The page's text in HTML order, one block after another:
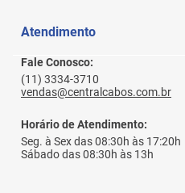
Atendimento
Fale Conosco:
(11) 3334-3710
vendas@centralcabos.com.br
Horário de Atendimento:
Seg. à Sex das 08:30h às 17:20h
Sábado das 08:30h às 13h